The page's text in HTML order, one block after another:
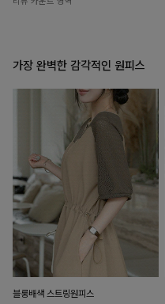
가장 완벽한 감각적인 원피스
블룽배색 스트링원피스